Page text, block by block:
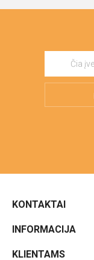
KONTAKTAI
INFORMACIJA
KLIENTAMS